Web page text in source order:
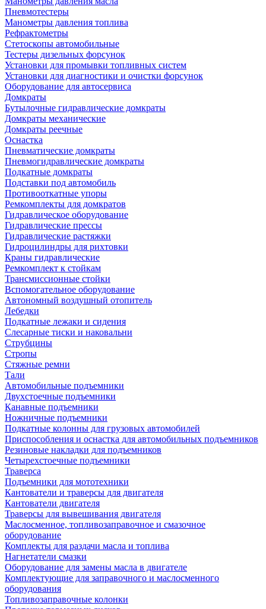
Пневмотестеры
Манометры давления топлива
Рефрактометры
Стетоскопы автомобильные
Тестеры дизельных форсунок
Установки для промывки топливных систем
Установки для диагностики и очистки форсунок
Оборудование для автосервиса
Домкраты
Бутылочные гидравлические домкраты
Домкраты механические
Домкраты реечные
Оснастка
Пневматические домкраты
Пневмогидравлические домкраты
Подкатные домкраты
Подставки под автомобиль
Противооткатные упоры
Ремкомплекты для домкратов
Гидравлическое оборудование
Гидравлические прессы
Гидравлические растяжки
Гидроцилиндры для рихтовки
Краны гидравлические
Ремкомплект к стойкам
Трансмиссионные стойки
Вспомогательное оборудование
Автономный воздушный отопитель
Лебедки
Подкатные лежаки и сидения
Слесарные тиски и наковальни
Струбцины
Стропы
Стяжные ремни
Тали
Автомобильные подъемники
Двухстоечные подъемники
Канавные подъемники
Ножничные подъемники
Подкатные колонны для грузовых автомобилей
Приспособления и оснастка для автомобильных подъемников
Резиновые накладки для подъемников
Четырехстоечные подъемники
Траверса
Подъемники для мототехники
Кантователи и траверсы для двигателя
Кантователи двигателя
Траверсы для вывешивания двигателя
Маслосменное, топливозаправочное и смазочное
оборудование
Комплекты для раздачи масла и топлива
Нагнетатели смазки
Оборудование для замены масла в двигателе
Комплектующие для заправочного и маслосменного
оборудования
Топливозаправочные колонки